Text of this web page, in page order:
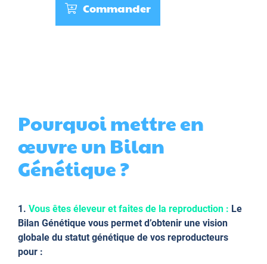
Commander
Pourquoi mettre en
œuvre un Bilan
Génétique ?
1. Vous êtes éleveur et faites de la reproduction : Le
Bilan Génétique vous permet d’obtenir une vision
globale du statut génétique de vos reproducteurs
pour :